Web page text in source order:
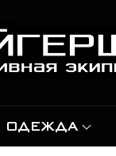
ОДЕЖДА